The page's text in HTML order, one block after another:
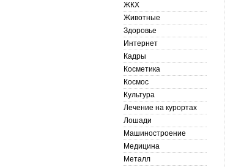
ЖКХ
Животные
Здоровье
Интернет
Кадры
Косметика
Космос
Культура
Лечение на курортах
Лошади
Машиностроение
Медицина
Металл